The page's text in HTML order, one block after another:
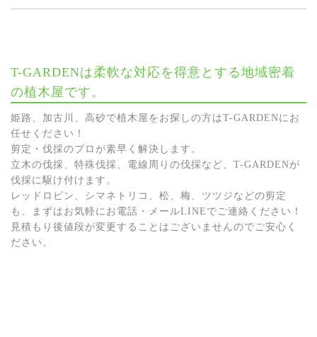
T-GARDENは柔軟な対応を得意とする地域密着
の植木屋です。
姫路、加古川、高砂で植木屋をお探しの方はT-GARDENにお
任せください！
剪定・伐採のプロが素早く解決します。
立木の伐採、特殊伐採、電線周りの伐採など、T-GARDENが
伐採に駆け付けます。
レッドロビン、シマネトリコ、松、梅、ツツジなどの剪定
も、まずはお気軽にお電話・メールLINEでご連絡ください！
見積もり後値段が変更することはございませんのでご安心く
ださい。